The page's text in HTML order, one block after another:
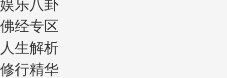
娱乐八卦
佛经专区
人生解析
修行精华